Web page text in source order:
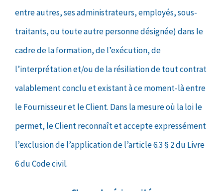
entre autres, ses administrateurs, employés, sous-
traitants, ou toute autre personne désignée) dans le
cadre de la formation, de l’exécution, de
l’interprétation et/ou de la résiliation de tout contrat
valablement conclu et existant à ce moment-là entre
le Fournisseur et le Client. Dans la mesure où la loi le
permet, le Client reconnaît et accepte expressément
l’exclusion de l’application de l’article 6.3 § 2 du Livre
6 du Code civil.